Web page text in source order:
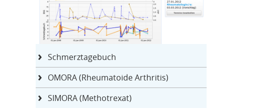
Schmerztagebuch
OMORA (Rheumatoide Arthritis)
SIMORA (Methotrexat)